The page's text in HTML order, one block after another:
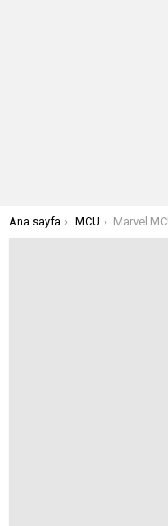
Buradasınız:
Ana sayfa MCU Marvel MCU’nun Moon Knight’ı